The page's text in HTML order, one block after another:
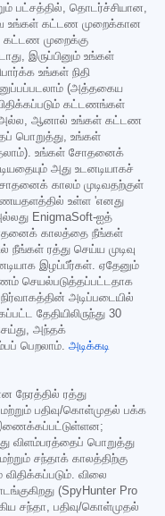
பட்சத்தில், தொடர்ச்சியான,
உங்கள் கட்டண முறைக்கான
முறைக்கு
இருப்பினும் உங்கள்
உங்கள் நிதி
(அத்தகைய
கட்டணங்கள்
ஆனால் உங்கள் கட்டண
பொறுத்து, உங்கள்
உங்கள் சோதனைக்
அது உடனடியாகச்
காலம் முடிவதற்குள்
உள்ள 'எனது
EnigmaSoft-ஐத்
காலத்தை நீங்கள்
ரத்து செய்ய முடிவு
இழப்பீர்கள். ஏதேனும்
செயல்படுத்தப்பட்டதாக
அடிப்படையில்
தேதியிலிருந்து 30
அந்தக்
பெறலாம். அடிக்கடி
நேரத்தில் ரத்து
பதிவு/கொள்முதல் பக்க
விளம்பரத்தைப் பொறுத்து
சந்தாக் காலத்திற்கு
விலை
(SpyHunter Pro
சந்தா, பதிவு/கொள்முதல்